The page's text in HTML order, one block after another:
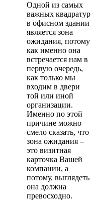
Одной из самых
важных квадратур
в офисном здании
является зона
ожидания, потому
как именно она
встречается нам в
первую очередь,
как только мы
входим в двери
той или иной
организации.
Именно по этой
причине можно
смело сказать, что
зона ожидания –
это визитная
карточка Вашей
компании, а
потому, выглядеть
она должна
превосходно.